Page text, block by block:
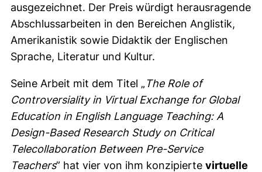
ausgezeichnet. Der Preis würdigt herausragende
Abschlussarbeiten in den Bereichen Anglistik,
Amerikanistik sowie Didaktik der Englischen
Sprache, Literatur und Kultur.
Seine Arbeit mit dem Titel „ The Role of
Controversiality in Virtual Exchange for Global
Education in English Language Teaching: A
Design-Based Research Study on Critical
Telecollaboration Between Pre-Service
Teachers” hat vier von ihm konzipierte virtuelle